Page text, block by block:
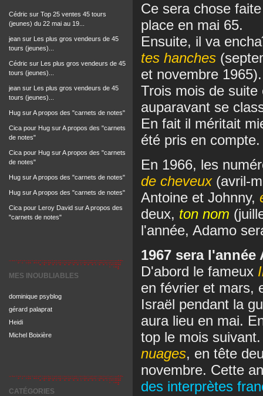
Cédric sur Top 25 ventes 45 tours
(jeunes) du 22 mai au 19...
jean sur Les plus gros vendeurs de 45
tours (jeunes)...
Cédric sur Les plus gros vendeurs de 45
tours (jeunes)...
jean sur Les plus gros vendeurs de 45
tours (jeunes)...
Hug surA propos des "carnets de notes"
Cica pour Hug surA propos des "carnets
de notes"
Cica pour Hug surA propos des "carnets
de notes"
Hug surA propos des "carnets de notes"
Hug surA propos des "carnets de notes"
Cica pour Leroy David surA propos des
"carnets de notes"
MES INOUBLIABLES
dominique psyblog
gérard palaprat
Heidi
Michel Boixière
CATÉGORIES
Ce sera chose
place en mai 65.
Ensuite, il va
tes hanches
et novembre 1965).
Trois mois de
auparavant se
En fait il méritait
été pris en compte.
En 1966, les
de cheveux (avril-
Antoine et Johnny,
deux, ton nom
l'année, Adamo
1967 sera l'année
D'abord le fameux
en février et mars,
Israël pendant la
aura lieu en mai.
top le mois
nuages, en tête
novembre. Cette
des interprètes